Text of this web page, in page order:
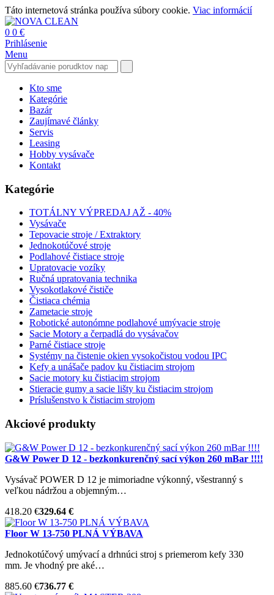
Táto internetová stránka používa súbory cookie. Viac informácií
0 0 €
Prihlásenie
Menu
Kto sme
Kategórie
Bazár
Zaujímavé články
Servis
Leasing
Hobby vysávače
Kontakt
Kategórie
TOTÁLNY VÝPREDAJ AŽ - 40%
Vysávače
Tepovacie stroje / Extraktory
Jednokotúčové stroje
Podlahové čistiace stroje
Upratovacie vozíky
Ručná upratovania technika
Vysokotlakové čističe
Čistiaca chémia
Zametacie stroje
Robotické autonómne podlahové umývacie stroje
Sacie Motory a čerpadlá do vysávačov
Parné čistiace stroje
Systémy na čistenie okien vysokočistou vodou IPC
Kefy a unášače padov ku čistiacim strojom
Sacie motory ku čistiacim strojom
Stieracie gumy a sacie lišty ku čistiacim strojom
Príslušenstvo k čistiacim strojom
Akciové produkty
G&W Power D 12 - bezkonkurenčný sací výkon 260 mBar !!!!
Vysávač POWER D 12 je mimoriadne výkonný, všestranný s
veľkou nádržou a objemným…
418.20 €329.64 €
Floor W 13-750 PLNÁ VÝBAVA
Jednokotúčový umývací a drhnúci stroj s priemerom kefy 330
mm. Je vhodný pre aké…
885.60 €736.77 €